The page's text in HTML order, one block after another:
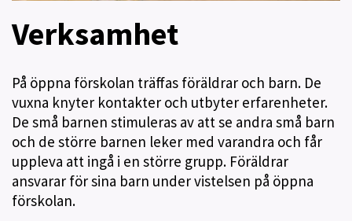
Verksamhet
På öppna förskolan träffas föräldrar och barn. De
vuxna knyter kontakter och utbyter erfarenheter.
De små barnen stimuleras av att se andra små barn
och de större barnen leker med varandra och får
uppleva att ingå i en större grupp. Föräldrar
ansvarar för sina barn under vistelsen på öppna
förskolan.